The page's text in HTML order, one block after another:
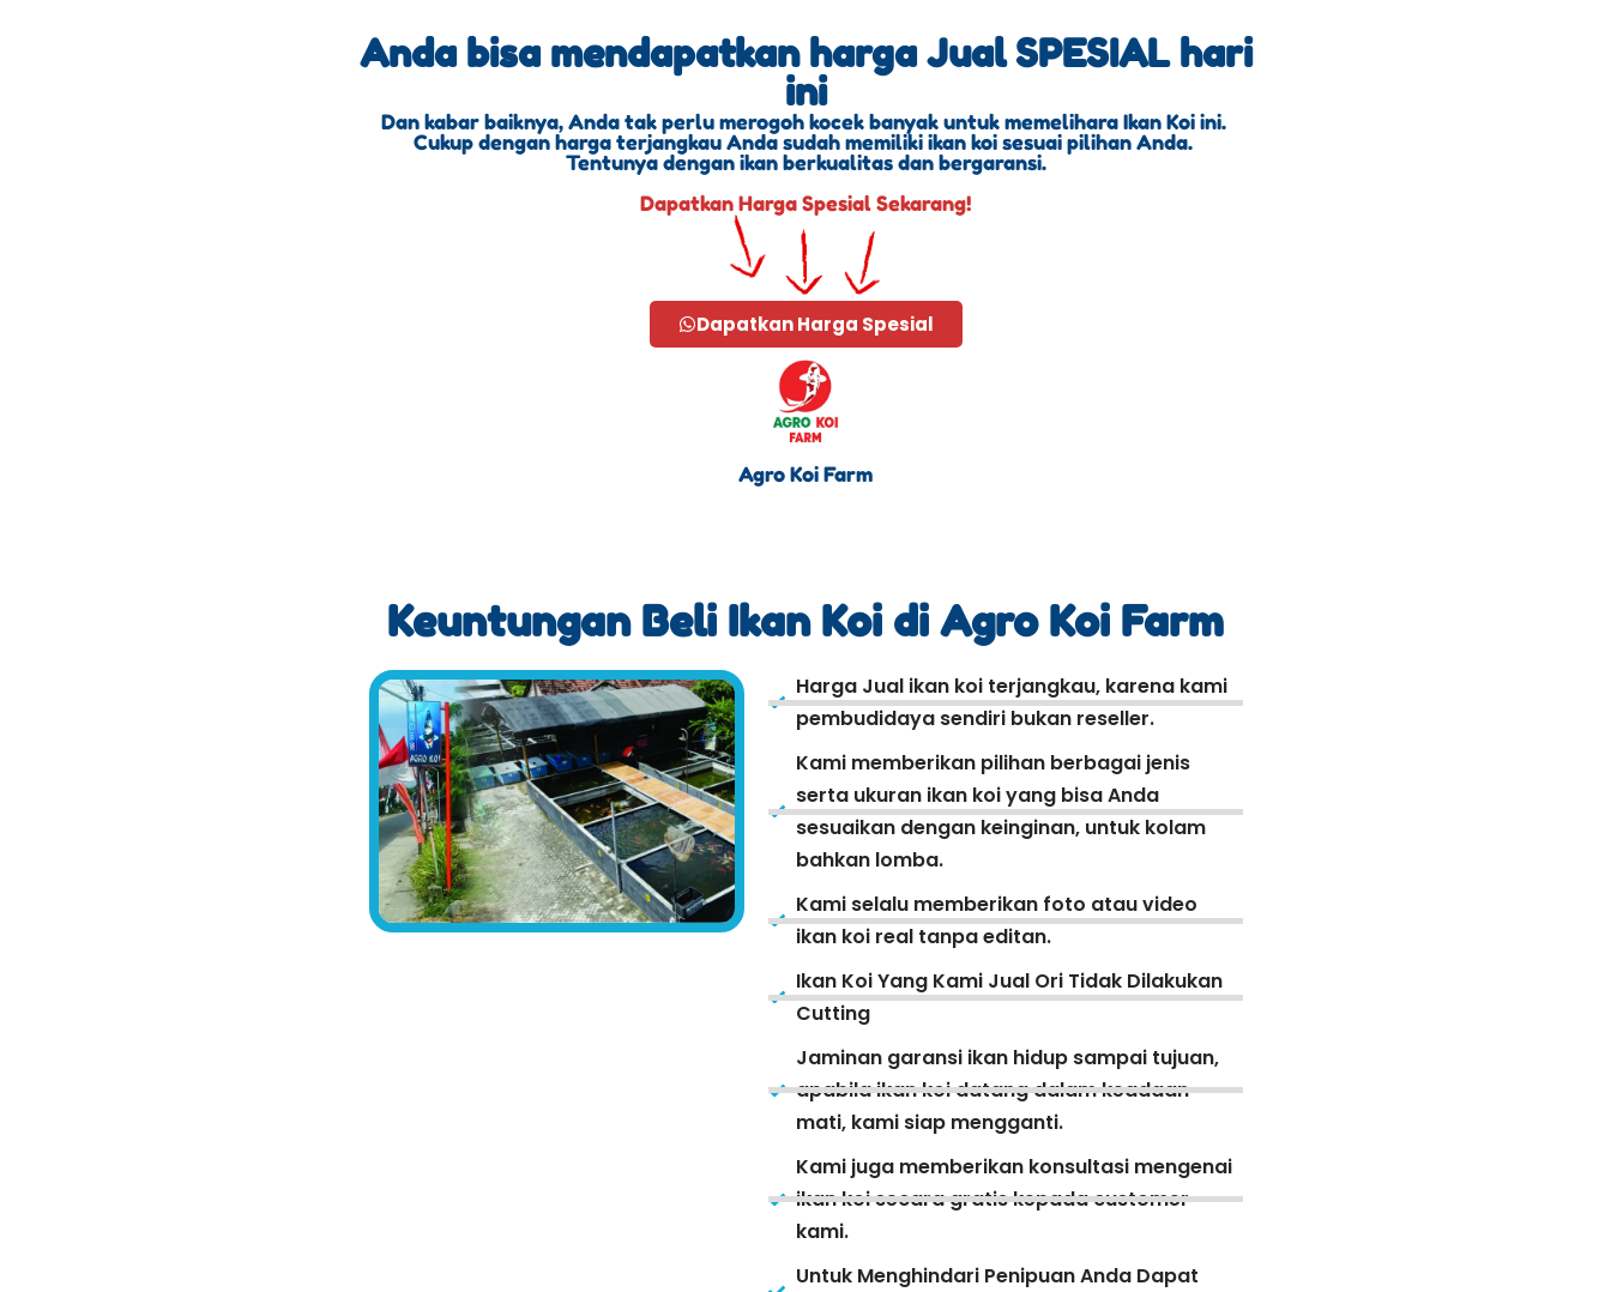
Anda bisa mendapatkan harga Jual SPESIAL hari
ini
Dan kabar baiknya, Anda tak perlu merogoh kocek banyak untuk memelihara Ikan Koi ini.
Cukup dengan harga terjangkau Anda sudah memiliki ikan koi sesuai pilihan Anda.
Tentunya dengan ikan berkualitas dan bergaransi.
Dapatkan Harga Spesial Sekarang!
Dapatkan Harga Spesial
Agro Koi Farm
Keuntungan Beli Ikan Koi di Agro Koi Farm
Harga Jual ikan koi terjangkau, karena kami
pembudidaya sendiri bukan reseller.
Kami memberikan pilihan berbagai jenis
serta ukuran ikan koi yang bisa Anda
sesuaikan dengan keinginan, untuk kolam
bahkan lomba.
Kami selalu memberikan foto atau video
ikan koi real tanpa editan.
Ikan Koi Yang Kami Jual Ori Tidak Dilakukan
Cutting
Jaminan garansi ikan hidup sampai tujuan,
apabila ikan koi datang dalam keadaan
mati, kami siap mengganti.
Kami juga memberikan konsultasi mengenai
ikan koi secara gratis kepada customer
kami.
Untuk Menghindari Penipuan Anda Dapat